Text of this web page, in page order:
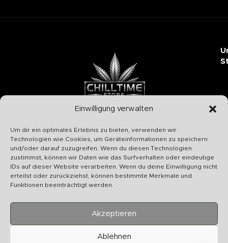
Einwilligung verwalten
Um dir ein optimales Erlebnis zu bieten, verwenden wir
Technologien wie Cookies, um Geräteinformationen zu speichern
und/oder darauf zuzugreifen. Wenn du diesen Technologien
zustimmst, können wir Daten wie das Surfverhalten oder eindeutige
IDs auf dieser Website verarbeiten. Wenn du deine Einwilligung nicht
erteilst oder zurückziehst, können bestimmte Merkmale und
Funktionen beeinträchtigt werden.
Akzeptieren
Ablehnen
Chilltime Store
07331 4577974
Info@chilltime.de
Bahnhofstr. 19 73312 Geislingen